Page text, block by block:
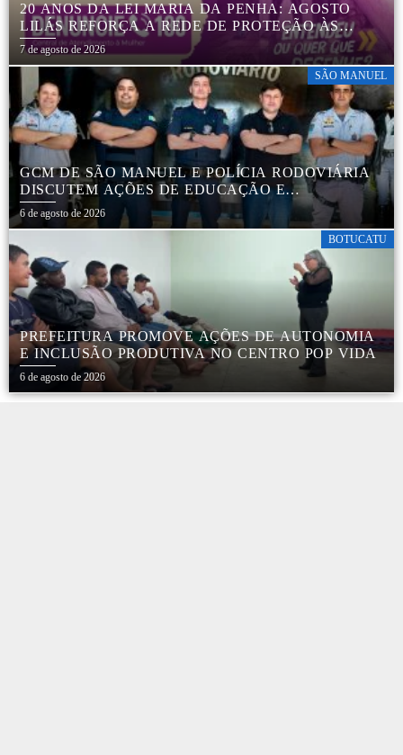
20 ANOS DA LEI MARIA DA PENHA: AGOSTO
LILÁS REFORÇA A REDE DE PROTEÇÃO ÀS
MULHERES EM BOTUCATU
7 de agosto de 2026
SÃO MANUEL
GCM DE SÃO MANUEL E POLÍCIA RODOVIÁRIA
DISCUTEM AÇÕES DE EDUCAÇÃO E
SEGURANÇA NO TRÂNSITO
6 de agosto de 2026
BOTUCATU
PREFEITURA PROMOVE AÇÕES DE AUTONOMIA
E INCLUSÃO PRODUTIVA NO CENTRO POP VIDA
6 de agosto de 2026